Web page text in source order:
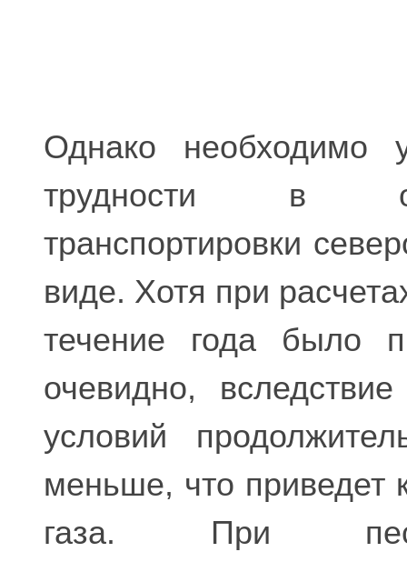
Однако необходимо
трудности в
транспортировки
виде. Хотя при
течение года было
очевидно,
условий
меньше, что приведет
газа. При